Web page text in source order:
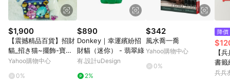
$1,900
【震撼精品百貨】招財
貓_招き猫~擺飾-寶石
【共1款】
Yahoo購物中心
0%
$890
Donkey｜幸運繽紛招
財貓（迷你） - 翡翠綠
有.設計uDesign
2%
$342
風水喬一喬
Yahoo購物中心
0%
降價
【
書籤
兵兵